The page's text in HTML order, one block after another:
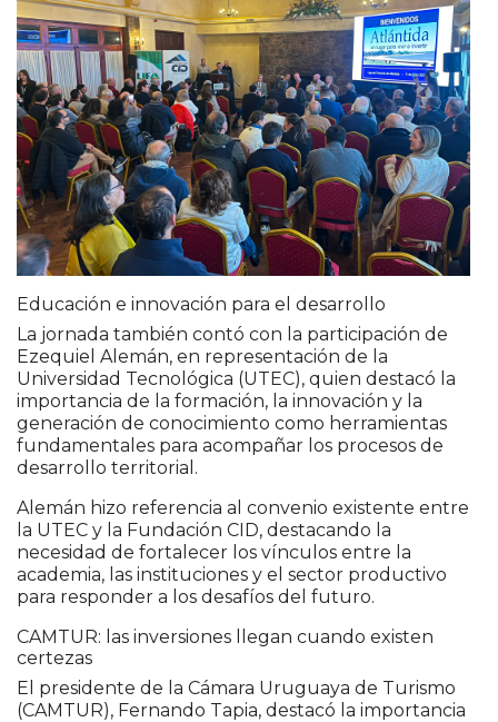
Educación e innovación para el desarrollo
La jornada también contó con la participación de
Ezequiel Alemán, en representación de la
Universidad Tecnológica (UTEC), quien destacó la
importancia de la formación, la innovación y la
generación de conocimiento como herramientas
fundamentales para acompañar los procesos de
desarrollo territorial.
Alemán hizo referencia al convenio existente entre
la UTEC y la Fundación CID, destacando la
necesidad de fortalecer los vínculos entre la
academia, las instituciones y el sector productivo
para responder a los desafíos del futuro.
CAMTUR: las inversiones llegan cuando existen
certezas
El presidente de la Cámara Uruguaya de Turismo
(CAMTUR), Fernando Tapia, destacó la importancia